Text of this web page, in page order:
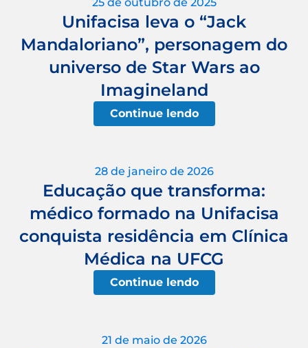
Unifacisa leva o “Jack
Mandaloriano”, personagem do
universo de Star Wars ao
Imagineland
Continue lendo
28 de janeiro de 2026
Educação que transforma:
médico formado na Unifacisa
conquista residência em Clínica
Médica na UFCG
Continue lendo
21 de maio de 2026